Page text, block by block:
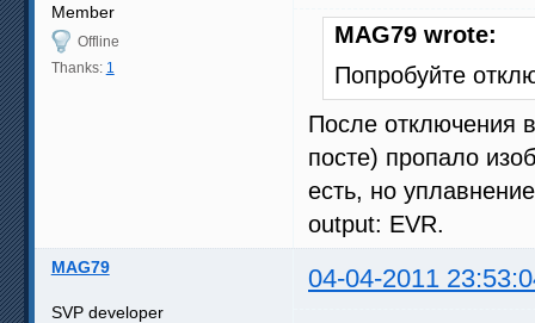
Member
Offline
Thanks: 1
MAG79 wrote:
Попробуйте
После отключения
посте) пропало
есть, но
output: EVR.
MAG79 04-04-2011
SVP developer